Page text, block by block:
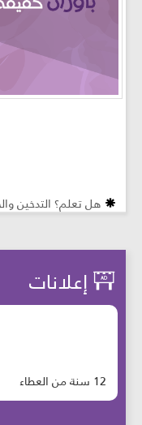
هل تعلم؟ التدخين
إعلانات
12 سنة من العطاء